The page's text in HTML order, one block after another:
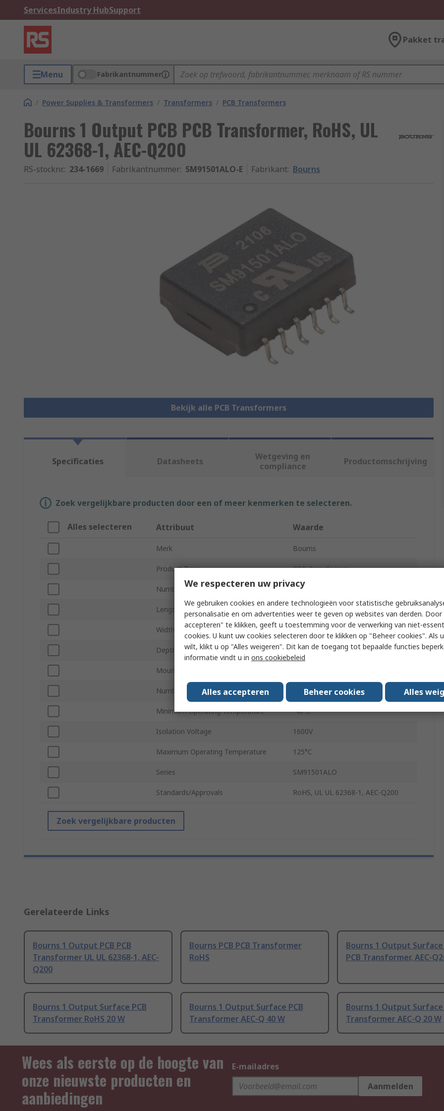
ServicesIndustry HubSupport
Pakket
Menu Fabrikantnummer
/ Power Supplies & Transformers / Transformers / PCB Transformers
Bourns 1 Output PCB PCB Transformer, RoHS, UL
UL 62368-1, AEC-Q200
RS-stocknr.: 234-1669 Fabrikantnummer: SM91501ALO-E Fabrikant: Bourns
Bekijk alle PCB Transformers
Specificaties Datasheets
Wetgeving en
compliance
Productomschrijving
Zoek vergelijkbare producten door een of meer kenmerken te selecteren.
Alles selecteren Attribuut Waarde
Merk Bourns
Product Type PCB Transformer
Number of Outputs 1
Length 14.81mm
Width 11.68mm
Depth 5mm
Mount Type
Number of Pins
Minimum Operating Temperature -40°C
Isolation Voltage 1600V
Maximum Operating Temperature 125°C
Series SM91501ALO
Standards/Approvals RoHS, UL UL 62368-1, AEC-Q200
Zoek vergelijkbare producten
Gerelateerde Links
Bourns 1 Output PCB PCB
Transformer UL UL 62368-1, AEC-
Q200
Bourns PCB PCB Transformer
RoHS
Bourns 1 Output
PCB Transformer, AEC-
Bourns 1 Output Surface PCB
Transformer RoHS 20 W
Bourns 1 Output Surface PCB
Transformer AEC-Q 40 W
Bourns 1 Output Surface
Transformer AEC-Q 20 W
Wees als eerste op de hoogte van
onze nieuwste producten en
aanbiedingen
E-mailadres
Aanmelden
We respecteren uw privacy
We gebruiken cookies en andere technologieën voor statistische
personalisatie en om advertenties weer te geven op websites van derden. Door
accepteren" te klikken, geeft u toestemming voor de verwerking van niet-
cookies. U kunt uw cookies selecteren door te klikken op "Beheer cookies". Als
wilt, klikt u op "Alles weigeren". Dit kan de toegang tot bepaalde functies
informatie vindt u in ons cookiebeleid
Alles accepteren Beheer cookies Alles